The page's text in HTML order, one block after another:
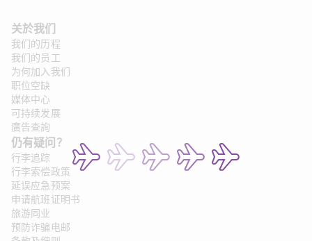
关於我们
我们的历程
我们的员工
为何加入我们
职位空缺
媒体中心
可持续发展
廣告查詢
仍有疑问？
行李追踪
行李索偿政策
延误应急预案
申请航班证明书
旅游同业
预防诈骗电邮